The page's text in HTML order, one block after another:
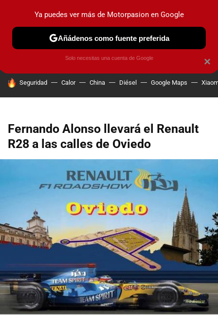
PRUEBAS COCHES ELÉCTRICOS OBSERVATORIO
HOY SE HABLA DE
Seguridad Calor China Diésel Google Maps
Fernando Alonso llevará el Renault
R28 a las calles de Oviedo
×
Ya puedes ver más de Motorpasion en Google
Añádenos como fuente preferida
Solo necesitas una cuenta de Google